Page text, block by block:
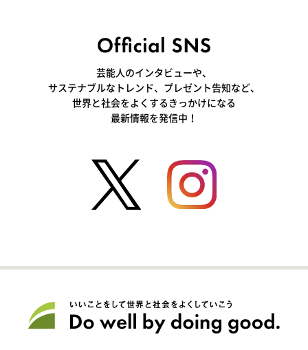
芸能人のインタビューや、
サステナブルなトレンド、プレゼント告知など、
世界と社会をよくするきっかけになる
最新情報を発信中！